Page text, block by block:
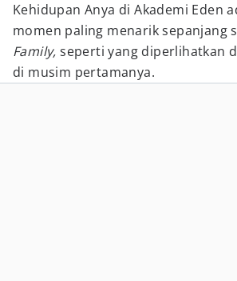
Kehidupan Anya di Akademi Eden
momen paling menarik sepanjang
Family,seperti yang diperlihatkan
di musim pertamanya.